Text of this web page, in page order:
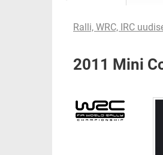
Ralli, WRC, IRC
2011 Mini